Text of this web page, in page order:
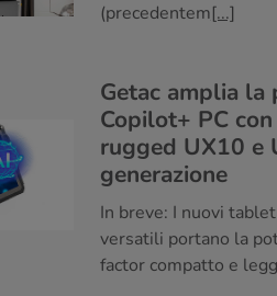
(precedentem[...]
Getac amplia la
Copilot+ PC
rugged UX10 e
generazione
In breve: I nuovi
versatili portano la
factor compatto e